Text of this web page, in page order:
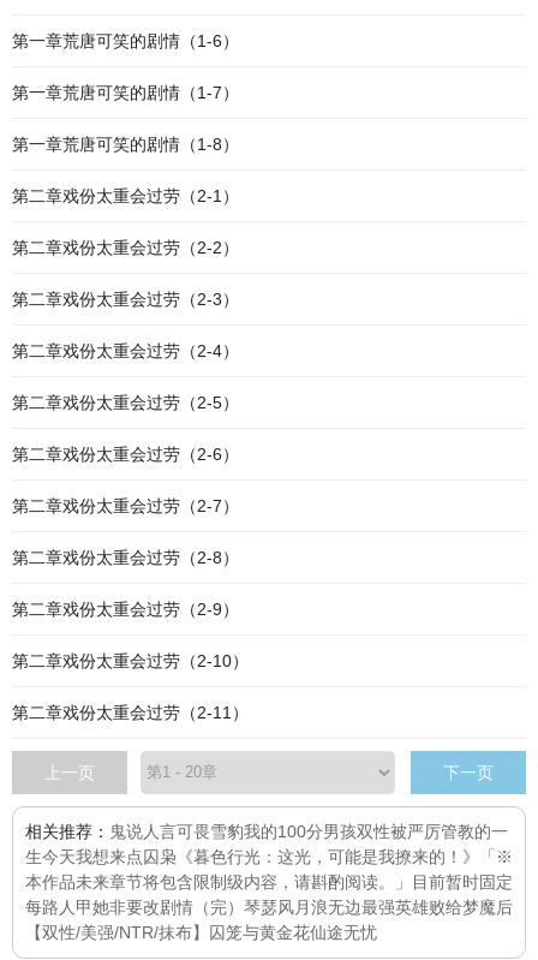
第一章荒唐可笑的剧情（1-6）
第一章荒唐可笑的剧情（1-7）
第一章荒唐可笑的剧情（1-8）
第二章戏份太重会过劳（2-1）
第二章戏份太重会过劳（2-2）
第二章戏份太重会过劳（2-3）
第二章戏份太重会过劳（2-4）
第二章戏份太重会过劳（2-5）
第二章戏份太重会过劳（2-6）
第二章戏份太重会过劳（2-7）
第二章戏份太重会过劳（2-8）
第二章戏份太重会过劳（2-9）
第二章戏份太重会过劳（2-10）
第二章戏份太重会过劳（2-11）
上一页 下一页
相关推荐： 鬼说人言可畏雪豹我的100分男孩双性被严厉管教的一
生今天我想来点囚枭 《暮色行光：这光，可能是我撩来的！》「※
本作品未来章节将包含限制级内容，请斟酌阅读。」目前暂时固定
每路人甲她非要改剧情（完） 琴瑟风月浪无边最强英雄败给梦魔后
【双性/美强/NTR/抹布】
囚笼与黄金花仙途无忧